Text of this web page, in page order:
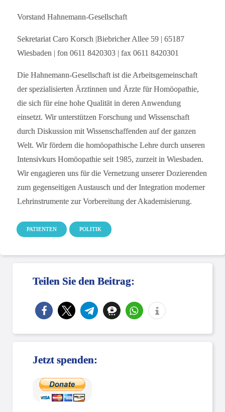
Vorstand Hahnemann-Gesellschaft
Sekretariat Caro Korsch |Biebricher Allee 59 | 65187
Wiesbaden | fon 0611 8420303 | fax 0611 8420301
Die Hahnemann-Gesellschaft ist die Arbeitsgemeinschaft
der spezialisierten Ärztinnen und Ärzte für Homöopathie,
die sich für eine hohe Qualität in deren Anwendung
einsetzt. Wir unterstützen Forschung und Wissenschaft
durch Diskussion mit Wissenschaffenden auf der ganzen
Welt. Wir fördern die homöopathische Lehre durch unseren
Intensivkurs Homöopathie seit 1985, zurzeit in Wiesbaden.
Wir engagieren uns für die Vernetzung unserer Dozierenden
zum gegenseitigen Austausch und der Integration moderner
Lehrinstrumente zur Vorbereitung der Akademisierung.
PATIENTEN POLITIK
Teilen Sie den Beitrag:
Jetzt spenden: